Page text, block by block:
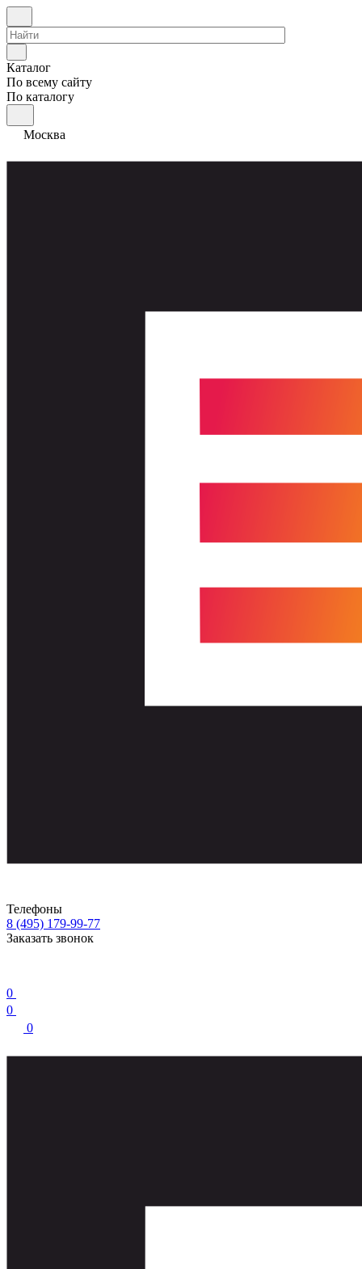
Каталог
По всему сайту
По каталогу
Москва
Телефоны
8 (495) 179-99-77
Заказать звонок
0
0
0